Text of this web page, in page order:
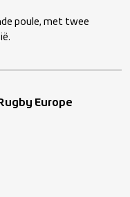
poule, met twee
Europe